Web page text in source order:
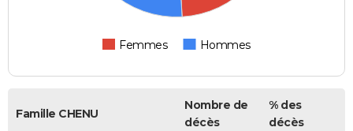
Femmes Hommes
Famille CHENU
Nombre de
décès
% des
décès